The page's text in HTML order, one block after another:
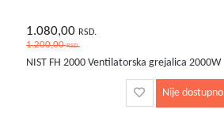
1.080,00 RSD.
1.200,00RSD.
NIST FH 2000 Ventilatorska grejalica 2000W
Nije dostupno